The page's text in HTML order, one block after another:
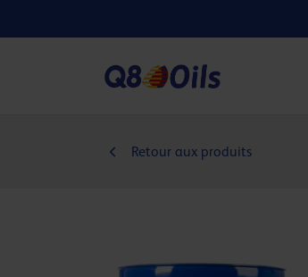
Retour aux produits